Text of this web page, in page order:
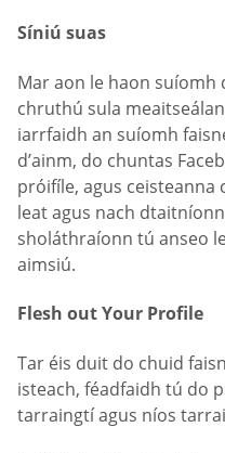
Síniú suas
Mar aon le haon
chruthú sula
iarrfaidh an suíomh
d’ainm, do chuntas
próifíle, agus
leat agus nach
sholáthraíonn tú anseo
aimsiú.
Flesh out Your Profile
Tar éis duit do chuid
isteach, féadfaidh tú do
tarraingtí agus níos